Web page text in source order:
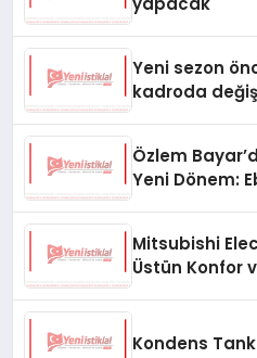
Yeni sezon
kadroda
Özlem
Yeni Dönem:
Mitsubishi
Üstün Konfor
Kondens